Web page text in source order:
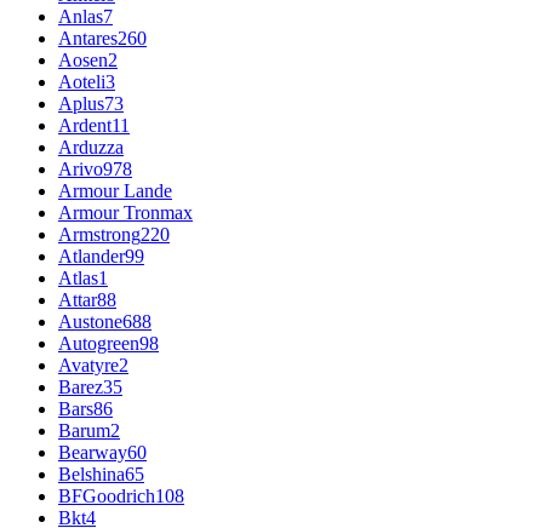
Anlas7
Antares260
Aosen2
Aoteli3
Aplus73
Ardent11
Arduzza
Arivo978
Armour Lande
Armour Tronmax
Armstrong220
Atlander99
Atlas1
Attar88
Austone688
Autogreen98
Avatyre2
Barez35
Bars86
Barum2
Bearway60
Belshina65
BFGoodrich108
Bkt4